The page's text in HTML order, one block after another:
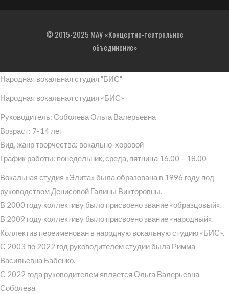
© 2015-2025 МАУ «Концертно-театральное
объединение»
Народная вокальная студия "БИС"
Народная вокальная студия «БИС»
Руководитель: Соболева Ольга Валерьевна
Возраст: 7-14 лет
Вид, жанр творчества: вокально-хоровой
График работы: понедельник, среда, пятница 16.00 – 18.00
Вокальная студия «Элита» была образована в 1996 году под
руководством Денисовой Галины Викторовны.
В 2000 году коллективу было присвоено звание «образцовый».
В 2009 году коллективу было присвоено звание «народный».
Коллектив переименован в народную вокальную студию «БИС».
С 2003 по 2022 год руководителем студии была Римма
Васильевна Бабенко.
С 2022 года руководителем является Ольга Валерьевна
Соболева